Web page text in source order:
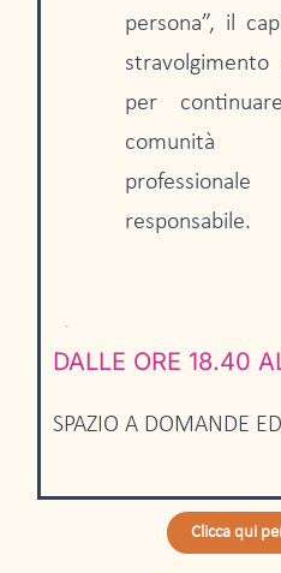
persona”, il
per
comunità
responsabile.
DALLE ORE 18.40
SPAZIO A DOMANDE
Clicca qui